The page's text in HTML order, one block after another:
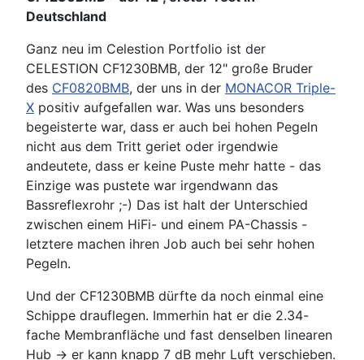
Deutschland
Ganz neu im Celestion Portfolio ist der
CELESTION CF1230BMB, der 12" große Bruder
des CF0820BMB, der uns in der MONACOR Triple-
X positiv aufgefallen war. Was uns besonders
begeisterte war, dass er auch bei hohen Pegeln
nicht aus dem Tritt geriet oder irgendwie
andeutete, dass er keine Puste mehr hatte - das
Einzige was pustete war irgendwann das
Bassreflexrohr ;-) Das ist halt der Unterschied
zwischen einem HiFi- und einem PA-Chassis -
letztere machen ihren Job auch bei sehr hohen
Pegeln.
Und der CF1230BMB dürfte da noch einmal eine
Schippe drauflegen. Immerhin hat er die 2.34-
fache Membranfläche und fast denselben linearen
Hub -> er kann knapp 7 dB mehr Luft verschieben.